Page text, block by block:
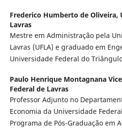
Frederico Humberto de Oliveira,
Lavras
Mestre em Administração pela
Lavras (UFLA) e graduado em
Universidade Federal do
Paulo Henrique Montagnana
Federal de Lavras
Professor Adjunto no
Economia da Universidade
Programa de Pós-Graduação em